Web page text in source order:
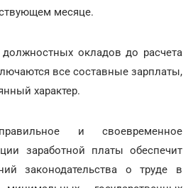
месяце.
окладов до расчета
все составные зарплаты,
характер.
и своевременное
заработной платы обеспечит
законодательства о труде в